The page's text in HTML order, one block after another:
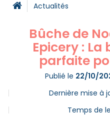
Actualités
Bûche de
Epicery :
parfaite
Publié le 22/10/
Dernière mise à
Temps de